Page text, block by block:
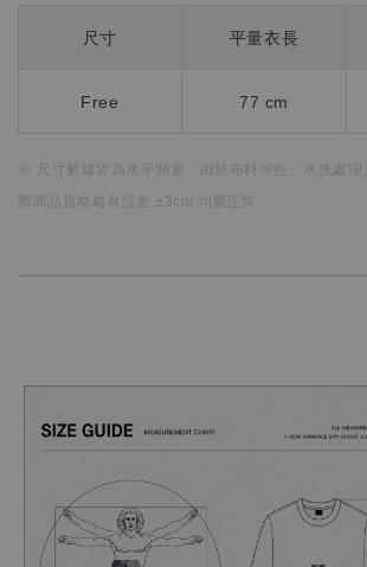
尺寸 平量衣長
Free 77 cm
※ 尺寸數據皆為水平測量， 由於布料彈性、水洗處理
際商品規格略有誤差 ±3cm 均屬正常。